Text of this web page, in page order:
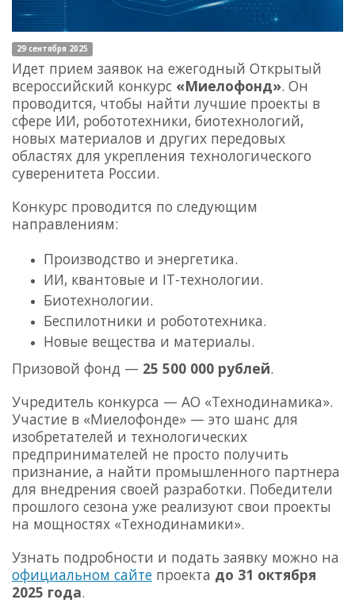
29 сентября 2025
Идет прием заявок на ежегодный Открытый
всероссийский конкурс «Миелофонд». Он
проводится, чтобы найти лучшие проекты в
сфере ИИ, робототехники, биотехнологий,
новых материалов и других передовых
областях для укрепления технологического
суверенитета России.
Конкурс проводится по следующим
направлениям:
Производство и энергетика.
ИИ, квантовые и IT-технологии.
Биотехнологии.
Беспилотники и робототехника.
Новые вещества и материалы.
Призовой фонд — 25 500 000 рублей.
Учредитель конкурса — АО «Технодинамика».
Участие в «Миелофонде» — это шанс для
изобретателей и технологических
предпринимателей не просто получить
признание, а найти промышленного партнера
для внедрения своей разработки. Победители
прошлого сезона уже реализуют свои проекты
на мощностях «Технодинамики».
Узнать подробности и подать заявку можно на
официальном сайте проекта до 31 октября
2025 года.